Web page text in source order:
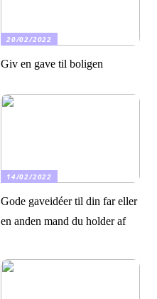
20/02/2022
Giv en gave til boligen
14/02/2022
Gode gaveidéer til din far eller
en anden mand du holder af